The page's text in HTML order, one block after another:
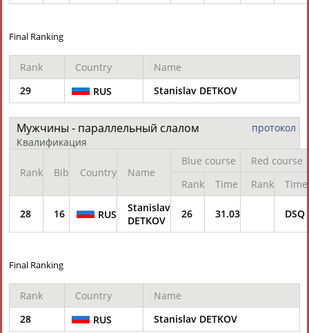
Вопросы сотрудничества и совместной деятельности
© Стадион, 1998-2026
Разработка и поддержка ООО НАИТ «Стадион»
Адресов в новостной рассылке: 996
Final Ranking
Rank Country
Name
29
RUS Stanislav DETKOV
протокол
Мужчины - параллельный слалом
Квалификация
Rank Bib Country Name
Blue course
Red course
Rank
Time Rank Time
28 16 RUS
Stanislav
DETKOV
26 31.03 DSQ
Final Ranking
Rank Country
Name
28
RUS Stanislav DETKOV